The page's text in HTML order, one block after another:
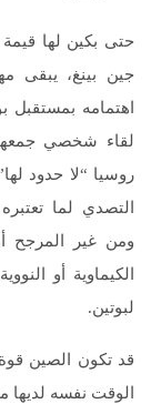
حتى بكين لها
جين بينغ، يبقى
اهتمامه بمستقبل
لقاء شخصي
روسيا “لا حدود
التصدي لما
ومن غير المرجح
الكيماوية أو
لبوتين.
قد تكون الصين
الوقت نفسه لديها